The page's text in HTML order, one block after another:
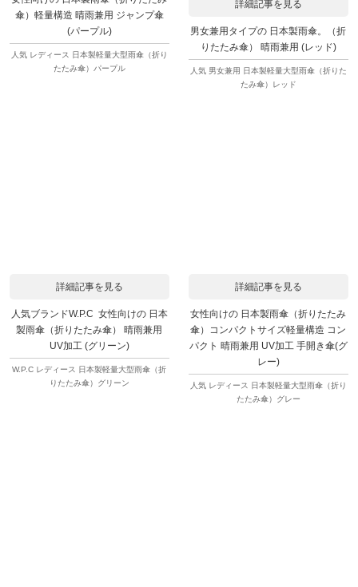
傘）軽量構造 晴雨兼用 ジャンプ傘
(パープル)
人気 レディース 日本製軽量大型雨傘（折り
たたみ傘）パープル
詳細記事を見る
男女兼用タイプの 日本製雨傘。（折
りたたみ傘） 晴雨兼用 (レッド)
人気 男女兼用 日本製軽量大型雨傘（折りた
たみ傘）レッド
詳細記事を見る
人気ブランドW.P.C 女性向けの 日本
製雨傘（折りたたみ傘） 晴雨兼用
UV加工 (グリーン)
W.P.C レディース 日本製軽量大型雨傘（折
りたたみ傘）グリーン
詳細記事を見る
女性向けの 日本製雨傘（折りたたみ
傘）コンパクトサイズ軽量構造 コン
パクト 晴雨兼用 UV加工 手開き傘(グ
レー)
人気 レディース 日本製軽量大型雨傘（折り
たたみ傘）グレー